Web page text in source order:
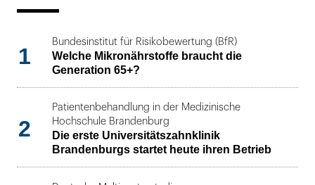
1
Bundesinstitut für Risikobewertung (BfR)
Welche Mikronährstoffe braucht die
Generation 65+?
2
Patientenbehandlung in der Medizinische
Hochschule Brandenburg
Die erste Universitätszahnklinik
Brandenburgs startet heute ihren Betrieb